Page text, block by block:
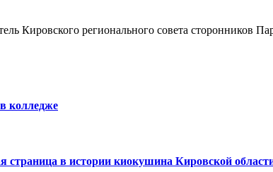
Кировского регионального совета
колледже
страница в истории киокушина Кировской